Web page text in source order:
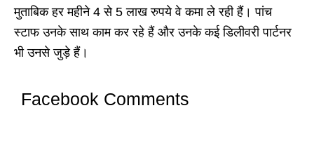
मुताबिक हर महीने 4 से 5 लाख रुपये वे कमा ले रही हैं। पांच
स्टाफ उनके साथ काम कर रहे हैं और उनके कई डिलीवरी पार्टनर
भी उनसे जुड़े हैं।
Facebook Comments